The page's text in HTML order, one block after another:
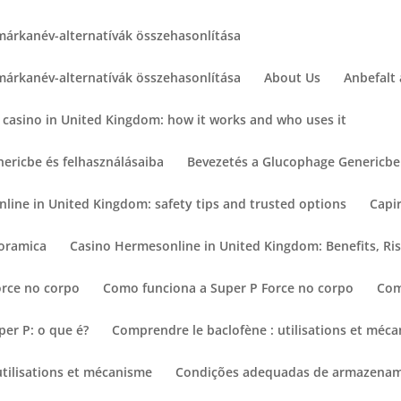
alternatívák összehasonlítása
alternatívák összehasonlítása About Us Anbefalt
casino in United Kingdom: how it works and who uses it
és felhasználásaiba Bevezetés a Glucophage
in United Kingdom: safety tips and trusted options
Casino Hermesonline in United Kingdom: Benefits,
no corpo Como funciona a Super P Force no corpo
P: o que é? Comprendre le baclofène : utilisations et
et mécanisme Condições adequadas de